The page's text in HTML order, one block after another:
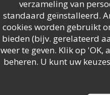
verzameling van
standaard geïnstalleerd.
cookies worden gebruikt
bieden (bijv. gerelateerd
weer te geven. Klik op
beheren. U kunt uw